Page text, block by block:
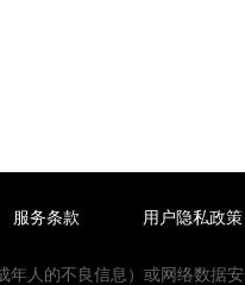
服务条款 用户隐私政策
年人的不良信息）或网络数据